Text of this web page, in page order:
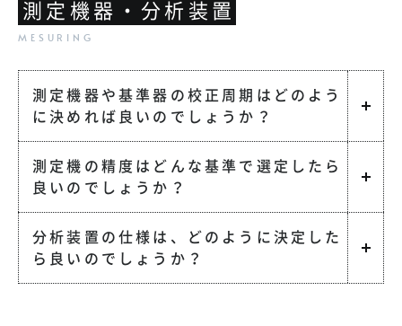
測定機器・分析装置
測定機器や基準器の校正周期はどのよう
に決めれば良いのでしょうか？
測定機の精度はどんな基準で選定したら
良いのでしょうか？
分析装置の仕様は、どのように決定した
ら良いのでしょうか？